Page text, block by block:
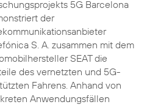
5G Barcelona
der
S. A. zusammen mit dem
SEAT die
des vernetzten und 5G-
Fahrens. Anhand von
Anwendungsfällen